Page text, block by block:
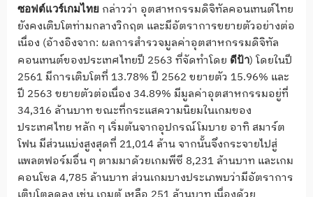
ซอฟต์แวร์เกมไทย กล่าวว่า อุตสาหกรรมดิจิทัลคอนเทนต์ไทย
ยังคงเติบโตท่ามกลางวิกฤต และมีอัตราการขยายตัวอย่างต่อ
เนื่อง (อ้างอิงจาก: ผลการสำรวจมูลค่าอุตสาหกรรมดิจิทัล
คอนเทนต์ของประเทศไทยปี 2563 ที่จัดทำโดย ดีป้า) โดยในปี
2561 มีการเติบโตที่ 13.78% ปี 2562 ขยายตัว 15.96% และ
ปี 2563 ขยายตัวต่อเนื่อง 34.89% มีมูลค่าอุตสาหกรรมอยู่ที่
34,316 ล้านบาท ขณะที่กระแสความนิยมในเกมของ
ประเทศไทย หลัก ๆ เริ่มต้นจากอุปกรณ์โมบาย อาทิ สมาร์ต
โฟน มีส่วนแบ่งสูงสุดที่ 21,014 ล้าน จากนั้นจึงกระจายไปสู่
แพลตฟอร์มอื่น ๆ ตามมาด้วยเกมพีซี 8,231 ล้านบาท และเกม
คอนโซล 4,785 ล้านบาท ส่วนเกมบางประเภพบว่ามีอัตราการ